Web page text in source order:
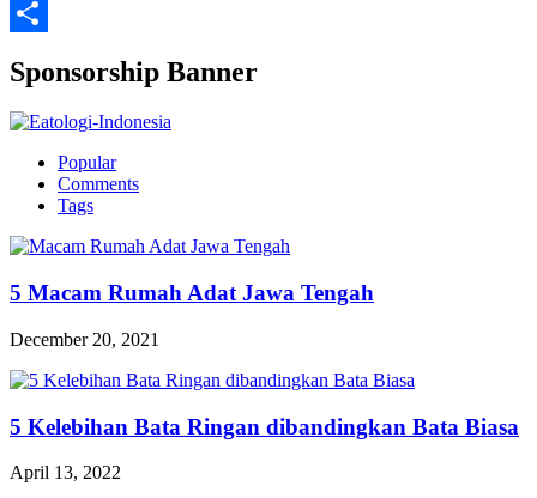
Tumblr
Sponsorship Banner
Popular
Comments
Tags
5 Macam Rumah Adat Jawa Tengah
December 20, 2021
5 Kelebihan Bata Ringan dibandingkan Bata Biasa
April 13, 2022